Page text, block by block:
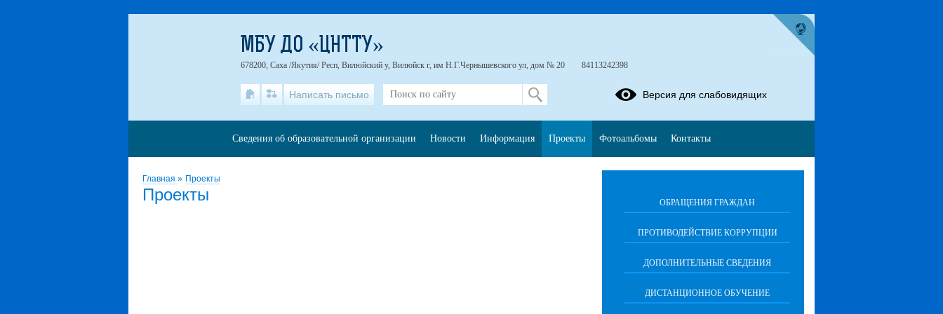
Главная » Проекты
Проекты ОБРАЩЕНИЯ ГРАЖДАН
ПРОТИВОДЕЙСТВИЕ КОРРУПЦИИ
ДОПОЛНИТЕЛЬНЫЕ СВЕДЕНИЯ
ДИСТАНЦИОННОЕ ОБУЧЕНИЕ
МБУ ДО «ЦНТТУ»
678200, Саха /Якутия/ Респ, Вилюйский у, Вилюйск г, им Н.Г.Чернышевского ул, дом № 20 84113242398
Написать письмо Версия для слабовидящих
Сведения об образовательной организации Новости Информация Проекты Фотоальбомы Контакты